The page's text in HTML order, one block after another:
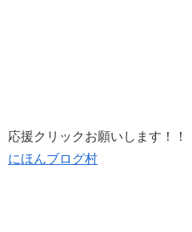
応援クリックお願いします！！
にほんブログ村